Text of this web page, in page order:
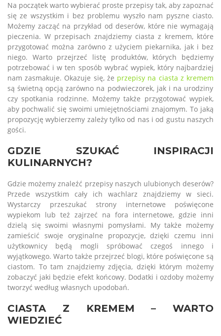
Na początek warto wybierać proste przepisy tak, aby zapoznać
się ze wszystkim i bez problemu wyszło nam pyszne ciasto.
Możemy zacząć na przykład od deserów, które nie wymagają
pieczenia. W przepisach znajdziemy ciasta z kremem, które
przygotować można zarówno z użyciem piekarnika, jak i bez
niego. Warto przejrzeć listę produktów, których będziemy
potrzebować i w ten sposób wybrać wypiek, który najbardziej
nam zasmakuje. Okazuje się, że przepisy na ciasta z kremem
są świetną opcją zarówno na podwieczorek, jak i na urodziny
czy spotkania rodzinne. Możemy także przygotować wypiek,
aby pochwalić się swoimi umiejętnościami znajomym. To jaką
propozycję wybierzemy zależy tylko od nas i od gustu naszych
gości.
GDZIE SZUKAĆ INSPIRACJI
KULINARNYCH?
Gdzie możemy znaleźć przepisy naszych ulubionych deserów?
Przede wszystkim cały ich wachlarz znajdziemy w sieci.
Wystarczy przeszukać strony internetowe poświęcone
wypiekom lub też zajrzeć na fora internetowe, gdzie inni
dzielą się swoimi własnymi pomysłami. My także możemy
zamieścić swoje oryginalne propozycje, dzięki czemu inni
użytkownicy będą mogli spróbować czegoś innego i
wyjątkowego. Warto także przejrzeć blogi, które poświęcone są
ciastom. To tam znajdziemy zdjęcia, dzięki którym możemy
zobaczyć jaki będzie efekt końcowy. Dodatki i ozdoby możemy
tworzyć według własnych upodobań.
CIASTA Z KREMEM – WARTO
WIEDZIEĆ